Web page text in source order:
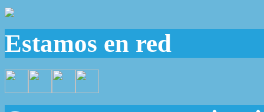
Estamos en red